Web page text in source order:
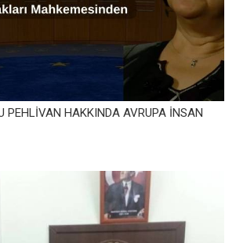
PEHLİVAN HAKKINDA AVRUPA İNSAN